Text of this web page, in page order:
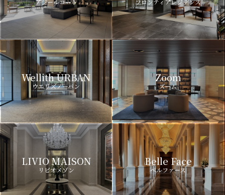
アジールコート フロンティアレジデンス
Wellith URBAN
ウエリスアーバン
Zoom
ズーム
LIVIO MAISON
リビオメゾン
Belle Face
ベルファース